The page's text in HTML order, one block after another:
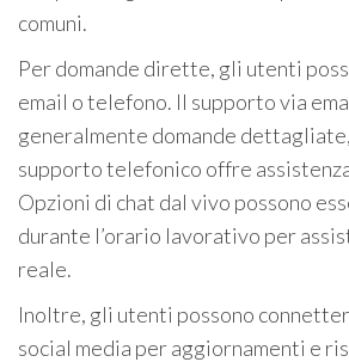
comuni.
Per domande dirette, gli utenti
email o telefono. Il supporto via
generalmente domande
supporto telefonico offre
Opzioni di chat dal vivo possono
durante l’orario lavorativo per
reale.
Inoltre, gli utenti possono
social media per aggiornamenti e